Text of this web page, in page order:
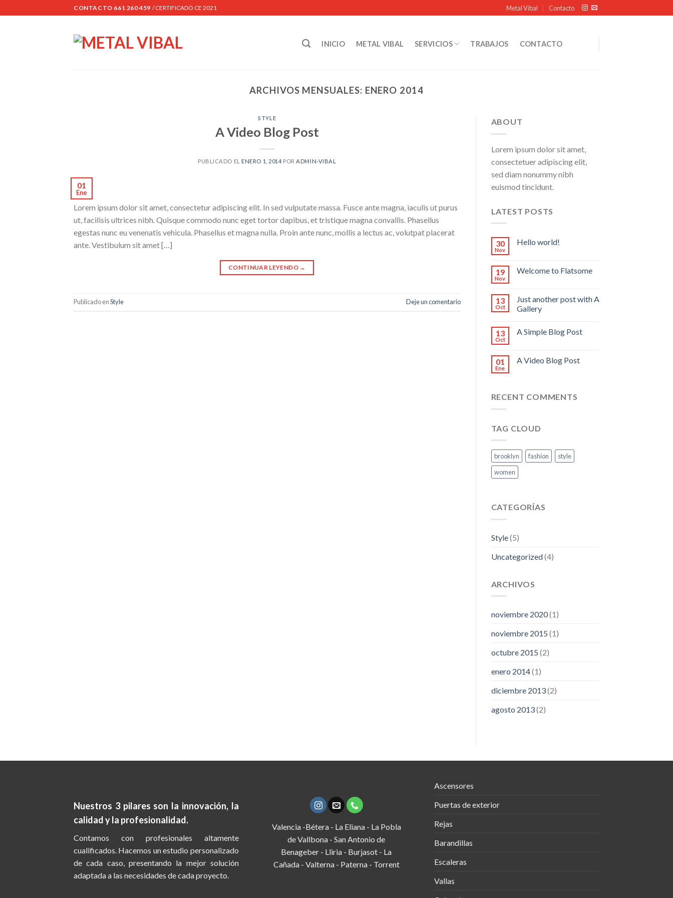
to
CONTACTO 661 260 459 / CERTIFICADO CE 2021 Metal Vibal Contacto
INICIO METAL VIBAL SERVICIOS TRABAJOS CONTACTO
ARCHIVOS MENSUALES: ENERO 2014
STYLE
A Video Blog Post
PUBLICADO EL ENERO 1, 2014 PORADMIN-VIBAL
01
Ene
Lorem ipsum dolor sit amet, consectetur adipiscing elit. In sed vulputate massa. Fusce ante magna, iaculis ut purus
ut, facilisis ultrices nibh. Quisque commodo nunc eget tortor dapibus, et tristique magna convallis. Phasellus
egestas nunc eu venenatis vehicula. Phasellus et magna nulla. Proin ante nunc, mollis a lectus ac, volutpat placerat
ante. Vestibulum sit amet […]
CONTINUAR LEYENDO →
Publicado enStyle Deje un comentario
ABOUT
Lorem ipsum dolor sit amet,
consectetuer adipiscing elit,
sed diam nonummy nibh
euismod tincidunt.
LATEST POSTS
30
Nov
Hello world!
19
Nov
Welcome to Flatsome
13
Oct
Just another post with A
Gallery
13
Oct
A Simple Blog Post
01
Ene
A Video Blog Post
RECENT COMMENTS
TAG CLOUD
brooklyn fashion
style
women
CATEGORÍAS
Style(5)
Uncategorized(4)
ARCHIVOS
noviembre 2020(1)
noviembre 2015 (1)
octubre 2015 (2)
enero 2014(1)
diciembre 2013(2)
agosto 2013(2)
Nuestros 3 pilares son la innovación, la
calidad y la profesionalidad.
Contamos con profesionales altamente
cualificados. Hacemos un estudio personalizado
de cada caso, presentando la mejor solución
adaptada a las necesidades de cada proyecto.
Valencia -Bétera - La Eliana - La Pobla
de Vallbona - San Antonio de
Benageber - Lliria - Burjasot - La
Cañada - Valterna - Paterna - Torrent
Ascensores
Puertas de exterior
Rejas
Barandillas
Escaleras
Vallas